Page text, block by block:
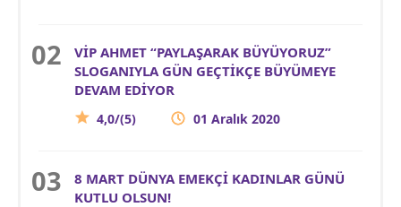
VİP AHMET “PAYLAŞARAK BÜYÜYORUZ”
SLOGANIYLA GÜN GEÇTİKÇE BÜYÜMEYE
DEVAM EDİYOR
4,0/(5) 01 Aralık 2020
8 MART DÜNYA EMEKÇİ KADINLAR GÜNÜ
KUTLU OLSUN!